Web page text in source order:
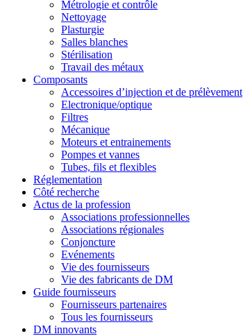
Métrologie et contrôle
Nettoyage
Plasturgie
Salles blanches
Stérilisation
Travail des métaux
Composants
Accessoires d’injection et de prélèvement
Electronique/optique
Filtres
Mécanique
Moteurs et entrainements
Pompes et vannes
Tubes, fils et flexibles
Réglementation
Côté recherche
Actus de la profession
Associations professionnelles
Associations régionales
Conjoncture
Evénements
Vie des fournisseurs
Vie des fabricants de DM
Guide fournisseurs
Fournisseurs partenaires
Tous les fournisseurs
DM innovants